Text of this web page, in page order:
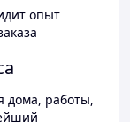
опыт
дома, работы,